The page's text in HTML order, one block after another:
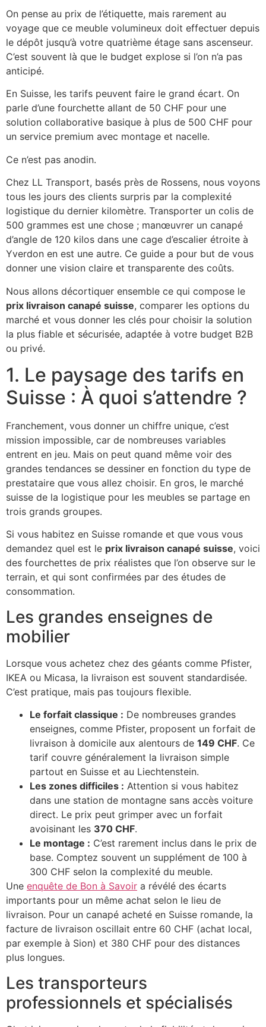
On pense au prix de l’étiquette, mais rarement au
voyage que ce meuble volumineux doit effectuer depuis
le dépôt jusqu’à votre quatrième étage sans ascenseur.
C’est souvent là que le budget explose si l’on n’a pas
anticipé.
En Suisse, les tarifs peuvent faire le grand écart. On
parle d’une fourchette allant de 50 CHF pour une
solution collaborative basique à plus de 500 CHF pour
un service premium avec montage et nacelle.
Ce n’est pas anodin.
Chez LL Transport, basés près de Rossens, nous voyons
tous les jours des clients surpris par la complexité
logistique du dernier kilomètre. Transporter un colis de
500 grammes est une chose ; manœuvrer un canapé
d’angle de 120 kilos dans une cage d’escalier étroite à
Yverdon en est une autre. Ce guide a pour but de vous
donner une vision claire et transparente des coûts.
Nous allons décortiquer ensemble ce qui compose le
prix livraison canapé suisse, comparer les options du
marché et vous donner les clés pour choisir la solution
la plus fiable et sécurisée, adaptée à votre budget B2B
ou privé.
1. Le paysage des tarifs en
Suisse : À quoi s’attendre ?
Franchement, vous donner un chiffre unique, c’est
mission impossible, car de nombreuses variables
entrent en jeu. Mais on peut quand même voir des
grandes tendances se dessiner en fonction du type de
prestataire que vous allez choisir. En gros, le marché
suisse de la logistique pour les meubles se partage en
trois grands groupes.
Si vous habitez en Suisse romande et que vous vous
demandez quel est le prix livraison canapé suisse, voici
des fourchettes de prix réalistes que l’on observe sur le
terrain, et qui sont confirmées par des études de
consommation.
Les grandes enseignes de
mobilier
Lorsque vous achetez chez des géants comme Pfister,
IKEA ou Micasa, la livraison est souvent standardisée.
C’est pratique, mais pas toujours flexible.
Le forfait classique : De nombreuses grandes
enseignes, comme Pfister, proposent un forfait de
livraison à domicile aux alentours de 149 CHF. Ce
tarif couvre généralement la livraison simple
partout en Suisse et au Liechtenstein.
Les zones difficiles : Attention si vous habitez
dans une station de montagne sans accès voiture
direct. Le prix peut grimper avec un forfait
avoisinant les 370 CHF.
Le montage : C’est rarement inclus dans le prix de
base. Comptez souvent un supplément de 100 à
300 CHF selon la complexité du meuble.
Une enquête de Bon à Savoir a révélé des écarts
importants pour un même achat selon le lieu de
livraison. Pour un canapé acheté en Suisse romande, la
facture de livraison oscillait entre 60 CHF (achat local,
par exemple à Sion) et 380 CHF pour des distances
plus longues.
Les transporteurs
professionnels et spécialisés